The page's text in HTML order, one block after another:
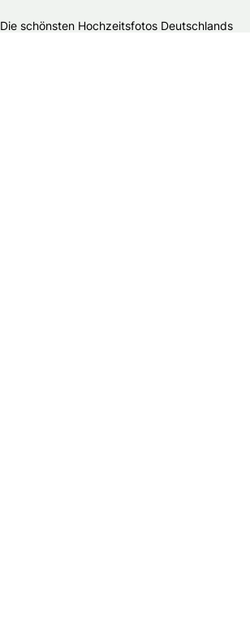
Die schönsten Hochzeitsfotos Deutschlands